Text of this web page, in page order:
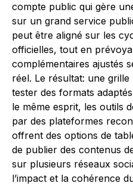
compte public qui gère
sur un grand service
peut être aligné sur les
officielles, tout en
complémentaires ajustés
réel. Le résultat: une
tester des formats
le même esprit, les outils
par des plateformes
offrent des options de
de publier des contenus
sur plusieurs réseaux
l’impact et la cohérence